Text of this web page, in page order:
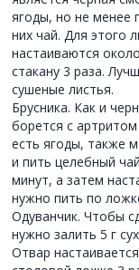
ягоды, но не менее
них чай. Для этого
настаиваются
стакану 3 раза.
сушеные листья.
Брусника. Как и
борется с
есть ягоды, также
и пить целебный
минут, а затем
нужно пить по
Одуванчик. Чтобы
нужно залить 5 г
Отвар